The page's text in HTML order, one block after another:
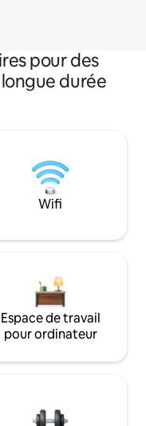
pour des
durée
Wifi
Espace de travail
pour ordinateur